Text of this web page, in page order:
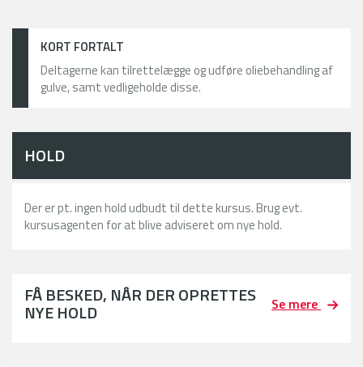
KORT FORTALT
Deltagerne kan tilrettelægge og udføre oliebehandling af
gulve, samt vedligeholde disse.
HOLD
Der er pt. ingen hold udbudt til dette kursus. Brug evt.
kursusagenten for at blive adviseret om nye hold.
FÅ BESKED, NÅR DER OPRETTES
NYE HOLD Se mere